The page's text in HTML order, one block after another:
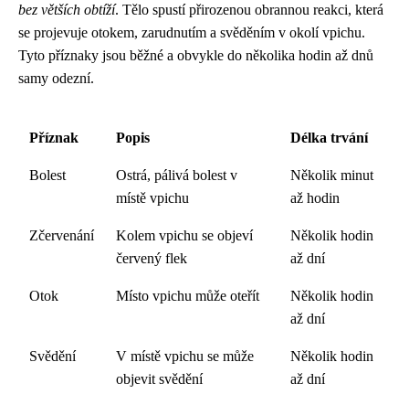
bez větších obtíží. Tělo spustí přirozenou obrannou reakci, která
se projevuje otokem, zarudnutím a svěděním v okolí vpichu.
Tyto příznaky jsou běžné a obvykle do několika hodin až dnů
samy odezní.
Příznak Popis Délka trvání
Bolest
Ostrá, pálivá bolest v
místě vpichu
Několik minut
až hodin
Zčervenání
Kolem vpichu se objeví
červený flek
Několik hodin
až dní
Otok Místo vpichu může oteřít
Několik hodin
až dní
Svědění
V místě vpichu se může
objevit svědění
Několik hodin
až dní